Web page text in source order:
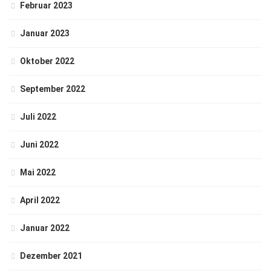
Februar 2023
Januar 2023
Oktober 2022
September 2022
Juli 2022
Juni 2022
Mai 2022
April 2022
Januar 2022
Dezember 2021